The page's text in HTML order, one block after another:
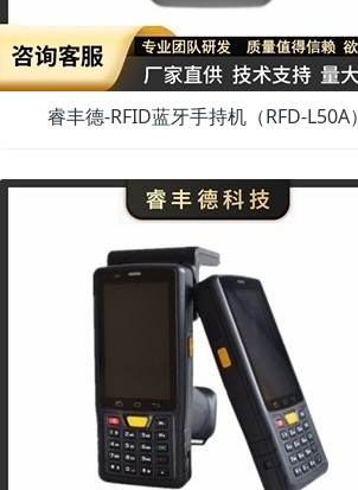
睿丰德-RFID蓝牙手持机（RFD-L50A）